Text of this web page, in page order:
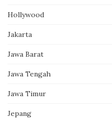
Hollywood
Jakarta
Jawa Barat
Jawa Tengah
Jawa Timur
Jepang